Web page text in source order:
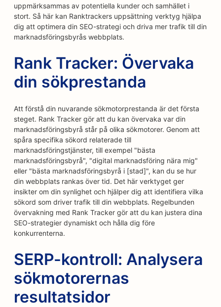
uppmärksammas av potentiella kunder och samhället i
stort. Så här kan Ranktrackers uppsättning verktyg hjälpa
dig att optimera din SEO-strategi och driva mer trafik till din
marknadsföringsbyrås webbplats.
Rank Tracker: Övervaka
din sökprestanda
Att förstå din nuvarande sökmotorprestanda är det första
steget. Rank Tracker gör att du kan övervaka var din
marknadsföringsbyrå står på olika sökmotorer. Genom att
spåra specifika sökord relaterade till
marknadsföringstjänster, till exempel "bästa
marknadsföringsbyrå", "digital marknadsföring nära mig"
eller "bästa marknadsföringsbyrå i [stad]", kan du se hur
din webbplats rankas över tid. Det här verktyget ger
insikter om din synlighet och hjälper dig att identifiera vilka
sökord som driver trafik till din webbplats. Regelbunden
övervakning med Rank Tracker gör att du kan justera dina
SEO-strategier dynamiskt och hålla dig före
konkurrenterna.
SERP-kontroll: Analysera
sökmotorernas
resultatsidor